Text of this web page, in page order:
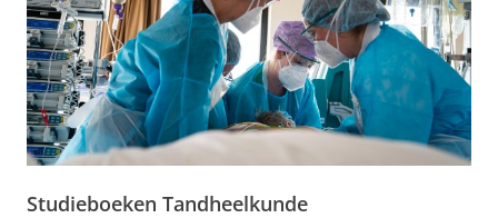
Studieboeken Tandheelkunde